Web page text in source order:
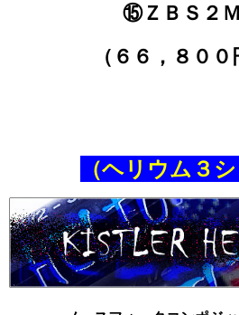
⑮ＺＢＳ２
（６６，８００
（ヘリウム３シ